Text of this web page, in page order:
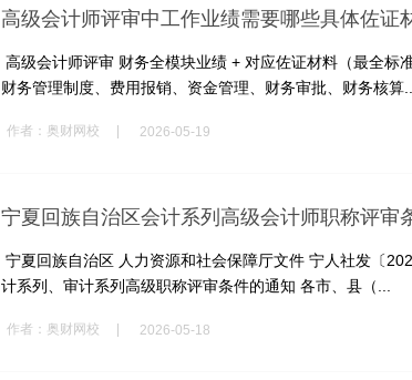
高级会计师评审中工作业绩需要哪些具体佐证
高级会计师评审 财务全模块业绩 + 对应佐证材料（最全标
财务管理制度、费用报销、资金管理、财务审批、财务核算...
作者： 奥财网校 | 2026-05-19
宁夏回族自治区会计系列高级会计师职称评审
宁夏回族自治区 人力资源和社会保障厅文件 宁人社发〔
计系列、审计系列高级职称评审条件的通知 各市、县（...
作者： 奥财网校 | 2026-05-18